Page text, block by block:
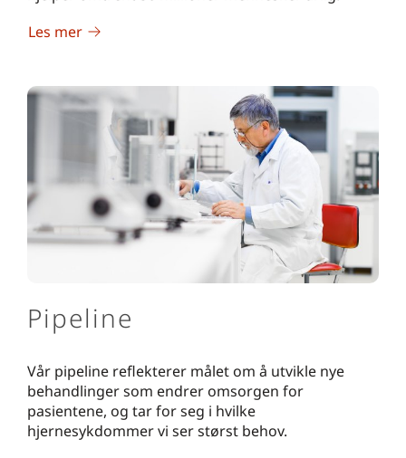
Les mer
Pipeline
Vår pipeline reflekterer målet om å utvikle nye
behandlinger som endrer omsorgen for
pasientene, og tar for seg i hvilke
hjernesykdommer vi ser størst behov.